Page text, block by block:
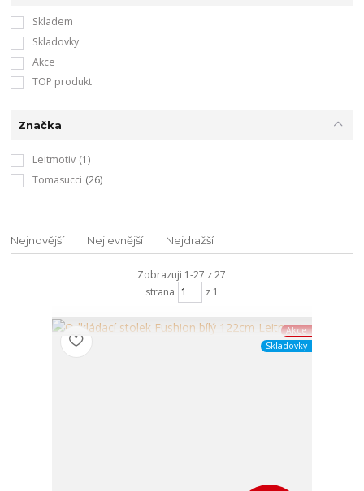
Skladem
Skladovky
Akce
TOP produkt
Značka
Leitmotiv (1)
Tomasucci (26)
Nejnovější Nejlevnější Nejdražší
Zobrazuji 1-27 z 27
strana
z 1
Akce
Skladovky